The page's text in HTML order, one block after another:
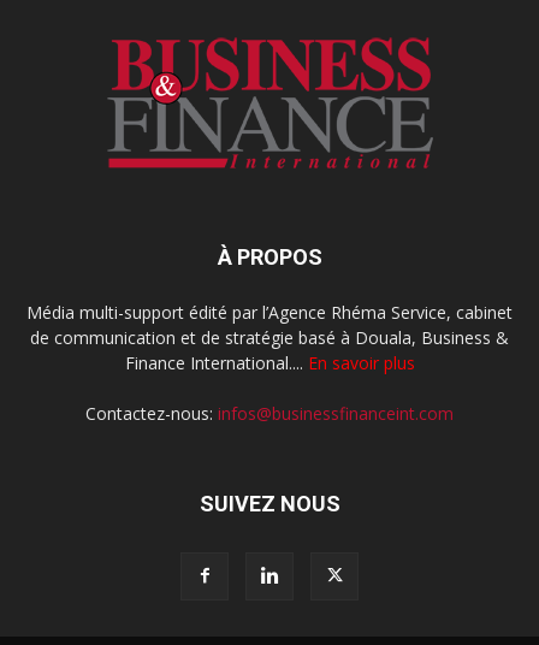
À PROPOS
Média multi-support édité par l’Agence Rhéma Service, cabinet
de communication et de stratégie basé à Douala, Business &
Finance International.... En savoir plus
Contactez-nous: infos@businessfinanceint.com
SUIVEZ NOUS